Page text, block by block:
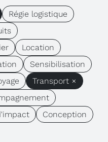
Régie logistique
Location
Sensibilisation
Transport ×
Conception